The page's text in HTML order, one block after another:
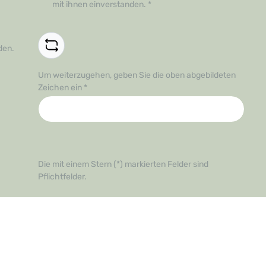
mit ihnen einverstanden. *
Um weiterzugehen, geben Sie die oben abgebildeten
Zeichen ein *
Die mit einem Stern (*) markierten Felder sind
Pflichtfelder.